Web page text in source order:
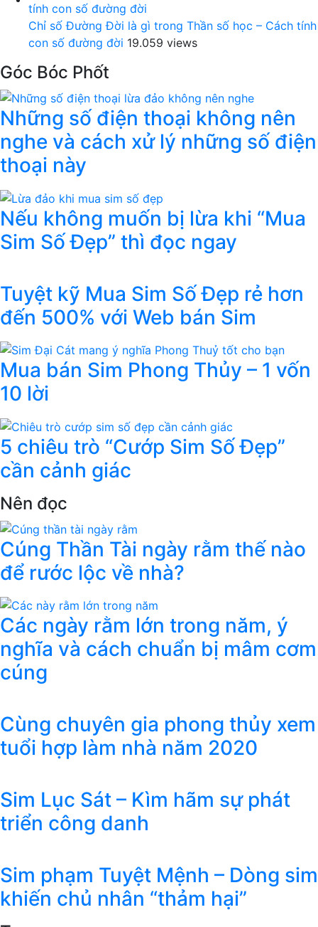
Chỉ số Đường Đời là gì trong Thần số học – Cách tính
con số đường đời 19.059 views
Góc Bóc Phốt
Những số điện thoại không nên
nghe và cách xử lý những số điện
thoại này
Nếu không muốn bị lừa khi “Mua
Sim Số Đẹp” thì đọc ngay
Tuyệt kỹ Mua Sim Số Đẹp rẻ hơn
đến 500% với Web bán Sim
Mua bán Sim Phong Thủy – 1 vốn
10 lời
5 chiêu trò “Cướp Sim Số Đẹp”
cần cảnh giác
Nên đọc
Cúng Thần Tài ngày rằm thế nào
để rước lộc về nhà?
Các ngày rằm lớn trong năm, ý
nghĩa và cách chuẩn bị mâm cơm
cúng
Cùng chuyên gia phong thủy xem
tuổi hợp làm nhà năm 2020
Sim Lục Sát – Kìm hãm sự phát
triển công danh
Sim phạm Tuyệt Mệnh – Dòng sim
khiến chủ nhân “thảm hại”